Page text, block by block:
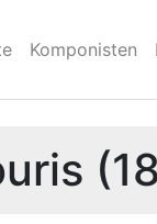
Komponisten